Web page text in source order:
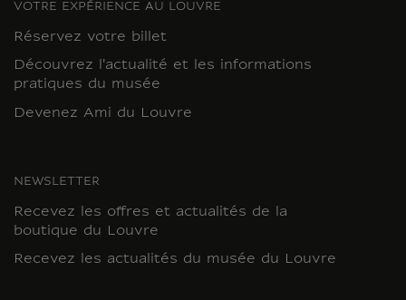
VOTRE EXPÉRIENCE AU LOUVRE
Réservez votre billet
Découvrez l'actualité et les informations
pratiques du musée
Devenez Ami du Louvre
NEWSLETTER
Recevez les offres et actualités de la
boutique du Louvre
Recevez les actualités du musée du Louvre